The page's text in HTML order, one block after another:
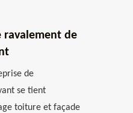
ravalement de
de
se tient
toiture et façade